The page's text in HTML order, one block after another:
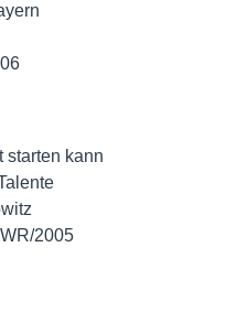
starten kann
2005